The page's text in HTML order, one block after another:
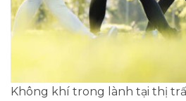
Không khí trong lành tại thị